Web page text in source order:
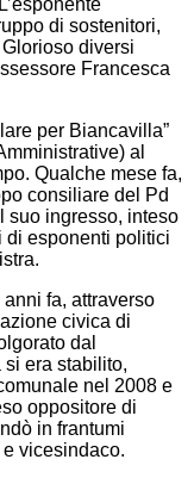
di sostenitori,
diversi
Francesca
per Biancavilla”
al
Qualche mese fa,
consiliare del Pd
suo ingresso, inteso
di esponenti politici
fa, attraverso
civica di
dal
si era stabilito,
nel 2008 e
oppositore di
in frantumi
e vicesindaco.